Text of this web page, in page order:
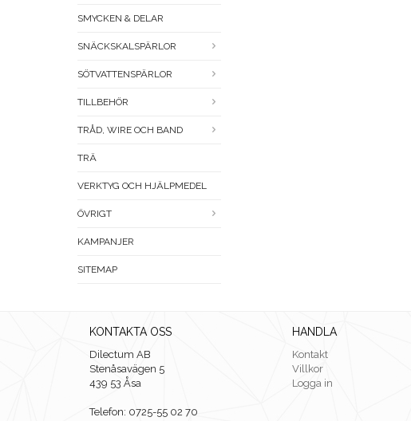
SMYCKEN & DELAR
SNÄCKSKALSPÄRLOR
SÖTVATTENSPÄRLOR
TILLBEHÖR
TRÅD, WIRE OCH BAND
TRÄ
VERKTYG OCH HJÄLPMEDEL
ÖVRIGT
KAMPANJER
SITEMAP
KONTAKTA OSS
Dilectum AB
Stenåsavägen 5
439 53 Åsa
Telefon: 0725-55 02 70
HANDLA
Kontakt
Villkor
Logga in